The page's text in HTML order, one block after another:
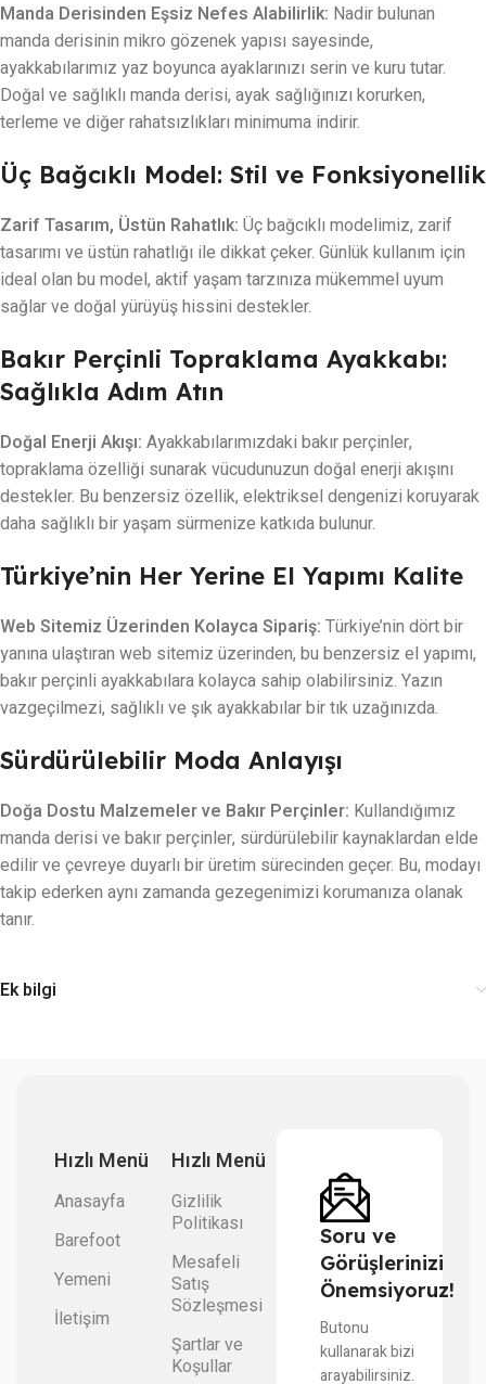
Manda Derisinden Eşsiz Nefes Alabilirlik: Nadir bulunan
manda derisinin mikro gözenek yapısı sayesinde,
ayakkabılarımız yaz boyunca ayaklarınızı serin ve kuru tutar.
Doğal ve sağlıklı manda derisi, ayak sağlığınızı korurken,
terleme ve diğer rahatsızlıkları minimuma indirir.
Üç Bağcıklı Model: Stil ve Fonksiyonellik
Zarif Tasarım, Üstün Rahatlık: Üç bağcıklı modelimiz, zarif
tasarımı ve üstün rahatlığı ile dikkat çeker. Günlük kullanım için
ideal olan bu model, aktif yaşam tarzınıza mükemmel uyum
sağlar ve doğal yürüyüş hissini destekler.
Bakır Perçinli Topraklama Ayakkabı:
Sağlıkla Adım Atın
Doğal Enerji Akışı: Ayakkabılarımızdaki bakır perçinler,
topraklama özelliği sunarak vücudunuzun doğal enerji akışını
destekler. Bu benzersiz özellik, elektriksel dengenizi koruyarak
daha sağlıklı bir yaşam sürmenize katkıda bulunur.
Türkiye’nin Her Yerine El Yapımı Kalite
Web Sitemiz Üzerinden Kolayca Sipariş: Türkiye’nin dört bir
yanına ulaştıran web sitemiz üzerinden, bu benzersiz el yapımı,
bakır perçinli ayakkabılara kolayca sahip olabilirsiniz. Yazın
vazgeçilmezi, sağlıklı ve şık ayakkabılar bir tık uzağınızda.
Sürdürülebilir Moda Anlayışı
Doğa Dostu Malzemeler ve Bakır Perçinler: Kullandığımız
manda derisi ve bakır perçinler, sürdürülebilir kaynaklardan elde
edilir ve çevreye duyarlı bir üretim sürecinden geçer. Bu, modayı
takip ederken aynı zamanda gezegenimizi korumanıza olanak
tanır.
Ek bilgi
Hızlı Menü
Anasayfa
Barefoot
Yemeni
İletişim
Hızlı Menü
Gizlilik
Politikası
Mesafeli
Satış
Sözleşmesi
Şartlar ve
Koşullar
Soru ve
Görüşlerinizi
Önemsiyoruz!
Butonu
kullanarak bizi
arayabilirsiniz.